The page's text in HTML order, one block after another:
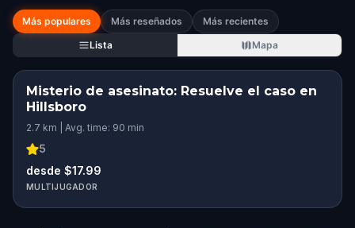
Más populares Más reseñados
Más recientes
Lista
Mapa
Misterio de asesinato: Resuelve el caso en
Hillsboro
2.7 km | Avg. time: 90 min
5
desde $17.99
MULTIJUGADOR